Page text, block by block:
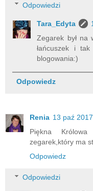
Odpowiedzi
Tara_Edyta
Zegarek był na
łańcuszek i
blogowania:)
Odpowiedz
Renia 13 paź
Piękna
zegarek,który ma
Odpowiedz
Odpowiedzi